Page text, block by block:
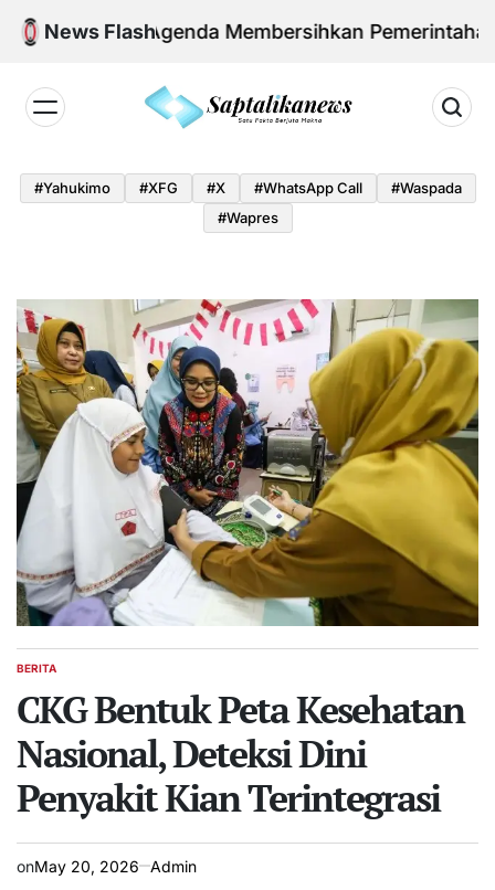
Skip
News Flash
dan Agenda Membersihkan Pemerintahan
#yahukimo #XFG #x #WhatsApp Call
#waspada
#Wapres
POSTED
BERITA
CKG Bentuk Peta Kesehatan
Nasional, Deteksi Dini
Penyakit Kian Terintegrasi
onMay 20, 2026 Admin